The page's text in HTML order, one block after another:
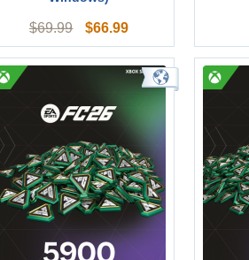
$69.99 $66.99